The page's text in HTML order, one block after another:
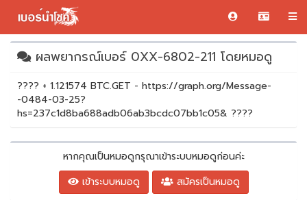
ผลพยากรณ์เบอร์ 0XX-6802-211 โดยหมอดู
???? + 1.121574 BTC.GET - https://graph.org/Message-
-0484-03-25?
hs=237c1d8ba688adb06ab3bcdc07bb1c05& ????
หากคุณเป็นหมอดูกรุณาเข้าระบบหมอดูก่อนค่ะ
เข้าระบบหมอดู
สมัครเป็นหมอดู